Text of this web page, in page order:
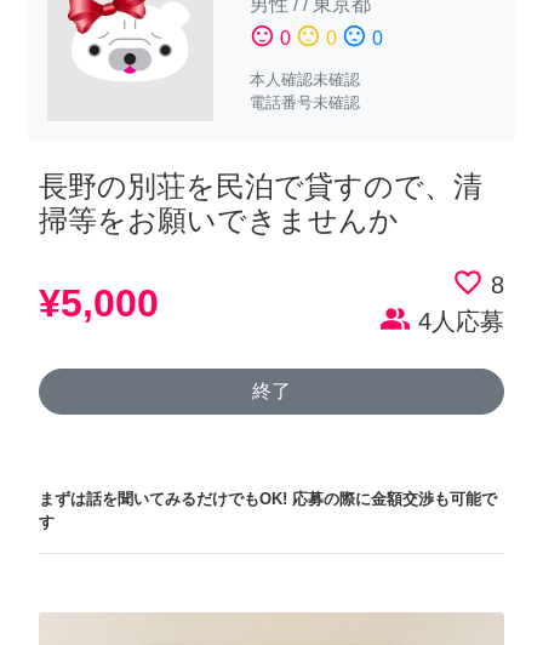
sentiment_satisfied 0 sentiment_neutral 0 sentiment_dissatisfied 0
本人確認未確認
電話番号未確認
長野の別荘を民泊で貸すので、清
掃等をお願いできませんか
¥5,000 favorite_border 8
people_alt 4人応募
終了
まずは話を聞いてみるだけでもOK! 応募の際に金額交渉も可能で
す